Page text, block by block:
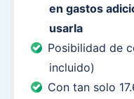
en gastos
usarla
Posibilidad de
incluido)
Con tan solo